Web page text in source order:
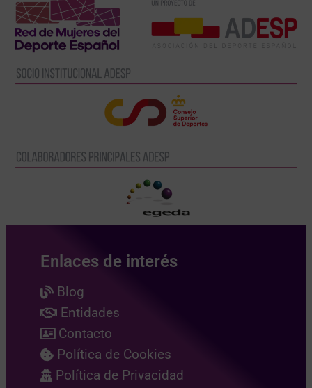
Enlaces de interés
Blog
Entidades
Contacto
Política de Cookies
Política de Privacidad